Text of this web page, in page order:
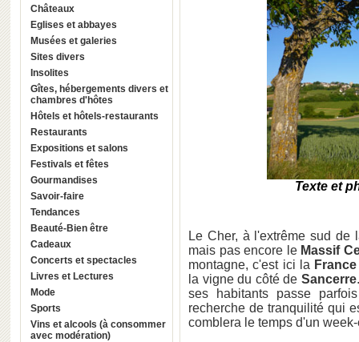
Châteaux
Eglises et abbayes
Musées et galeries
Sites divers
Insolites
Gîtes, hébergements divers et
chambres d'hôtes
Hôtels et hôtels-restaurants
Restaurants
Expositions et salons
Festivals et fêtes
Gourmandises
Savoir-faire
Tendances
Beauté-Bien être
Cadeaux
Concerts et spectacles
Livres et Lectures
Mode
Sports
Vins et alcools (à consommer
avec modération)
Texte et
Le Cher, à l'extrême sud de
mais pas encore le Massif
montagne, c'est ici la France
la vigne du côté de Sancerre
ses habitants passe
recherche de tranquilité qui
comblera le temps d'un